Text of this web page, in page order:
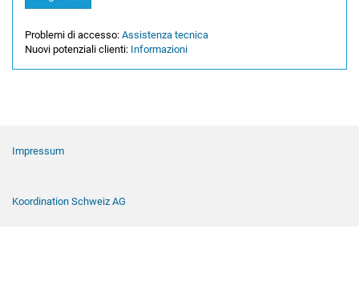
Problemi di accesso: Assistenza tecnica
Nuovi potenziali clienti: Informazioni
Impressum
Koordination Schweiz AG